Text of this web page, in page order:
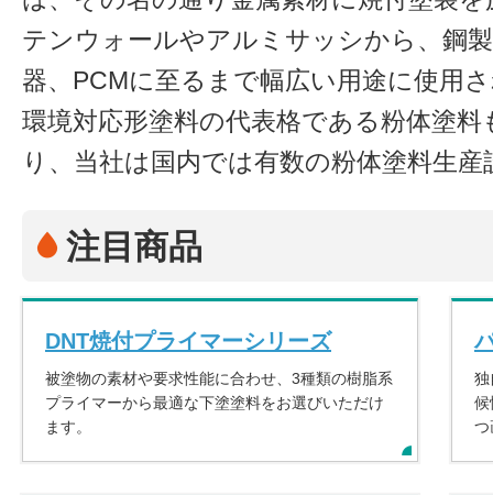
テンウォールやアルミサッシから、鋼
器、PCMに至るまで幅広い用途に使用
環境対応形塗料の代表格である粉体塗
り、当社は国内では有数の粉体塗料生
注目商品
DNT焼付プライマーシリーズ
被塗物の素材や要求性能に合わせ、3種類の樹脂系
プライマーから最適な下塗塗料をお選びいただけ
ます。
独
候
つ